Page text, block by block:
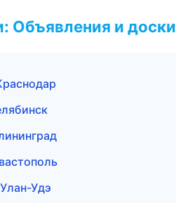
Объявления и доски
Удэ